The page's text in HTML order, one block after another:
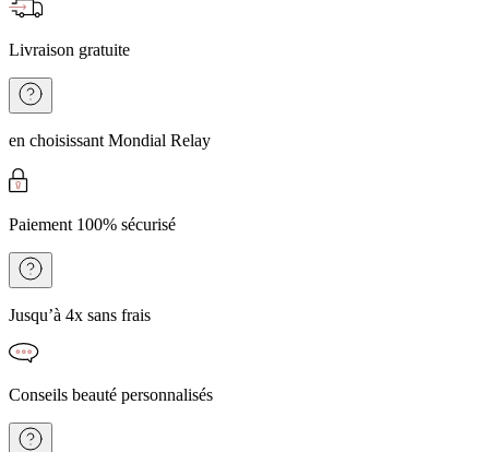
Livraison gratuite
en choisissant Mondial Relay
Paiement 100% sécurisé
Jusqu’à 4x sans frais
Conseils beauté personnalisés